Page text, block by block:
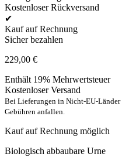
Kostenloser Rückversand
✔
Kauf auf Rechnung
Sicher bezahlen
229,00 €
Enthält 19% Mehrwertsteuer
Kostenloser Versand
Bei Lieferungen in Nicht-EU-
Gebühren anfallen.
Kauf auf Rechnung möglich
Biologisch abbaubare Urne